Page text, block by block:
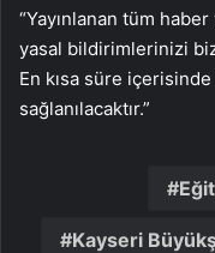
“Yayınlanan tüm
yasal bildirimlerinizi
En kısa süre
sağlanılacaktır.”
Kayseri